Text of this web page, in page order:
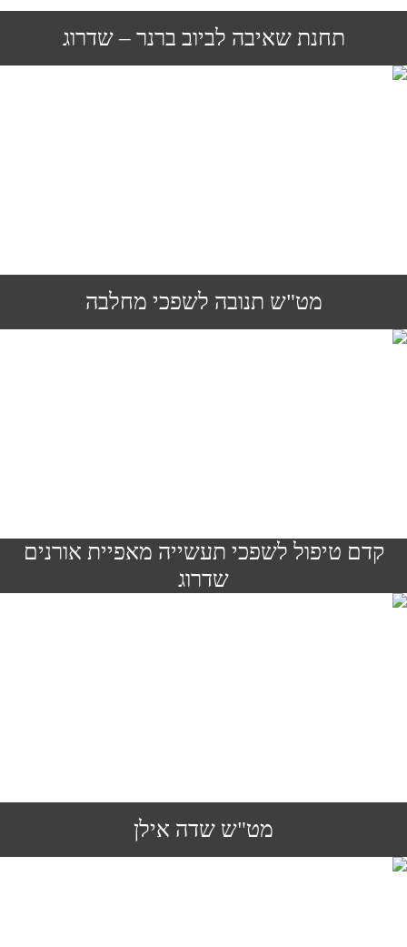
תחנת שאיבה לביוב ברנר – שדרוג
מט"ש תנובה לשפכי מחלבה
קדם טיפול לשפכי תעשייה מאפיית אורנים
שדרוג
מט"ש שדה אילן